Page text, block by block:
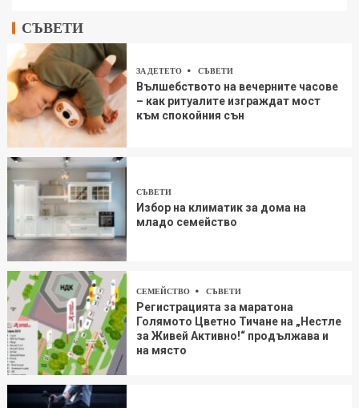
СЪВЕТИ
ЗА ДЕТЕТО СЪВЕТИ
Вълшебството на вечерните часове
– как ритуалите изграждат мост
към спокойния сън
СЪВЕТИ
Избор на климатик за дома на
младо семейство
СЕМЕЙСТВО СЪВЕТИ
Регистрацията за маратона
Голямото Цветно Тичане на „Нестле
за Живей Aктивно!“ продължава и
на място